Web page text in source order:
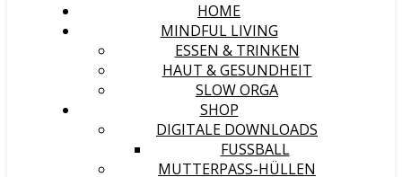
HOME
MINDFUL LIVING
ESSEN & TRINKEN
HAUT & GESUNDHEIT
SLOW ORGA
SHOP
DIGITALE DOWNLOADS
FUSSBALL
MUTTERPASS-HÜLLEN